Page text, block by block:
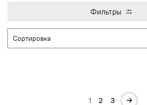
Фильтры
1 2 3